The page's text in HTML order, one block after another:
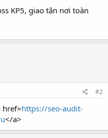
KP5, giao tận nơi toàn
#2
href=https://seo-audit-
</a>